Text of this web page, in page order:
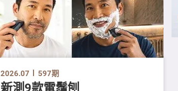
2026.07 597期
新測9款電鬚刨